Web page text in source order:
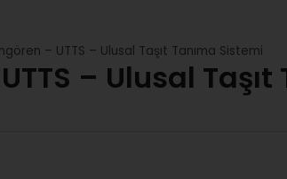
– UTTS – Ulusal Taşıt Tanıma Sistemi
– Ulusal Taşıt